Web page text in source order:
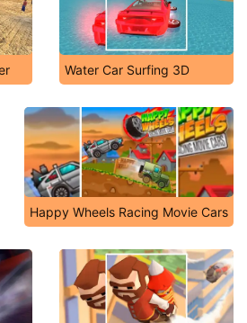
Water Car Surfing 3D
Happy Wheels Racing Movie Cars